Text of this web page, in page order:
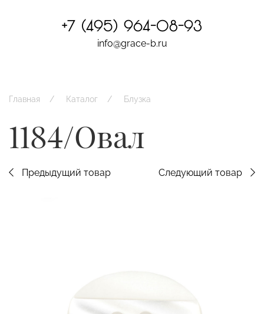
+7 (495) 964-08-93
info@grace-b.ru
Главная Каталог Блузка
1184/Овал
Предыдущий товар Следующий товар